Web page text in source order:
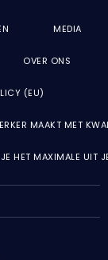
MEDIA
OVER ONS
(EU)
MAAKT MET
HET MAXIMALE UIT